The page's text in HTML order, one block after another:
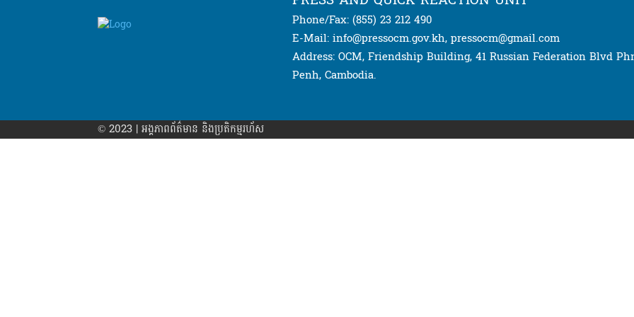
Phone/Fax: (855) 23 212 490
E-Mail: info@pressocm.gov.kh, pressocm@gmail.com
Address: OCM, Friendship Building, 41 Russian Federation Blvd
Penh, Cambodia.
© 2023 | អង្គភាព​ព័ត៌មាន​ និងប្រតិកម្មរហ័ស